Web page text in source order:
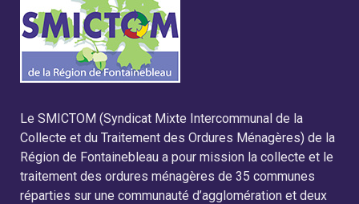
Le SMICTOM (Syndicat Mixte Intercommunal de la
Collecte et du Traitement des Ordures Ménagères) de la
Région de Fontainebleau a pour mission la collecte et le
traitement des ordures ménagères de 35 communes
réparties sur une communauté d’agglomération et deux